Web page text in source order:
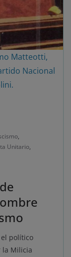
Matteotti,
Nacional
,
Unitario,
político
la Milicia